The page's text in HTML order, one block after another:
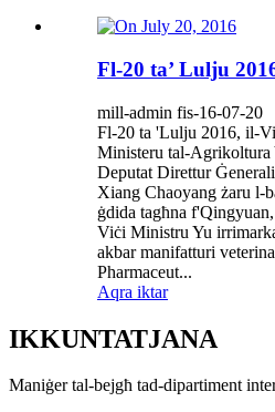
Fl-20 ta’ Lulju
mill-admin fis-16-07-20
Fl-20 ta 'Lulju 2016, il-
Ministeru tal-Agrikoltura
Deputat Direttur
Xiang Chaoyang żaru l-
ġdida tagħna
Viċi Ministru Yu
akbar manifatturi
Pharmaceut...
Aqra iktar
IKKUNTATJANA
Maniġer tal-bejgħ tad-dipartiment